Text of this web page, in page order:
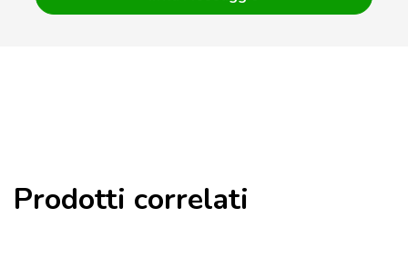
Prodotti correlati